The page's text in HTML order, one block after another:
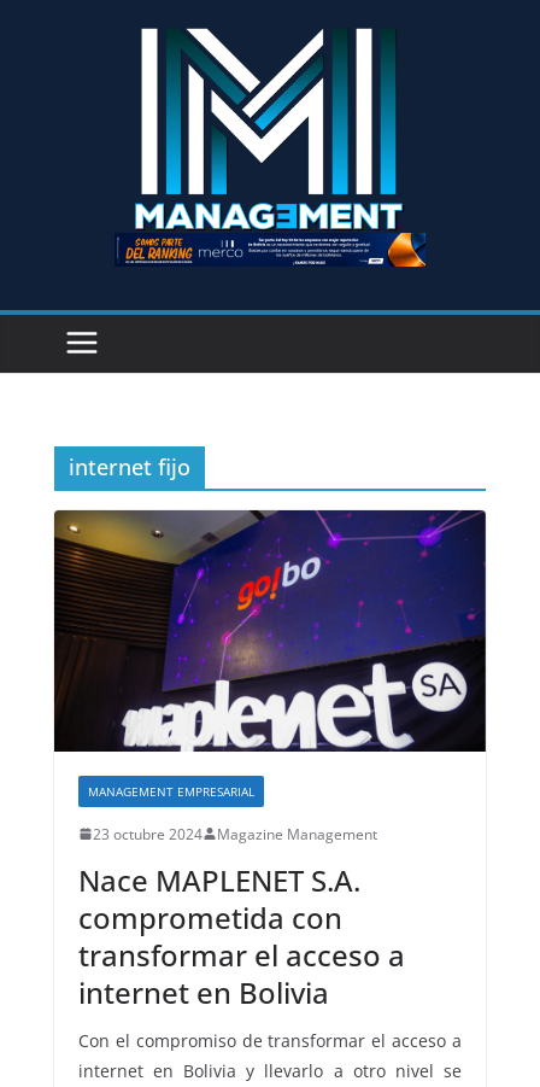
internet fijo
MANAGEMENT EMPRESARIAL
23 octubre 2024 Magazine Management
Nace MAPLENET S.A.
comprometida con
transformar el acceso a
internet en Bolivia
Con el compromiso de transformar el acceso a
internet en Bolivia y llevarlo a otro nivel se